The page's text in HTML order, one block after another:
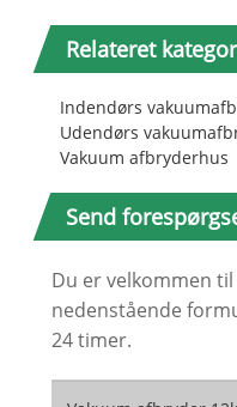
Relateret
Indendørs
Udendørs
Vakuum afbryderhus
Send
Du er velkommen
nedenstående
24 timer.